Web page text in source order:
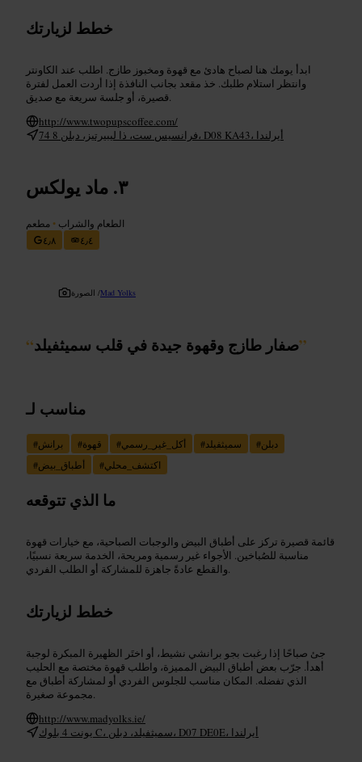
خطط لزيارتك
ابدأ يومك هنا لصباح هادئ مع قهوة ومخبوز طازج. اطلب عند الكاونتر
وانتظر استلام طلبك. خذ مقعد بجانب النافذة إذا أردت العمل لفترة
قصيرة، أو جلسة سريعة مع صديق.
http://www.twopupscoffee.com/
74 فرانسيس ست، ذا ليبيرتيز، دبلن 8، D08 KA43، أيرلندا
ماد يولكس
الطعام والشراب • مطعم
٤٫٨
٤٫٤
الصورة /Mad Yolks
“صفار طازج وقهوة جيدة في قلب سميثفيلد”
مناسب لـ
#برانش #قهوة #أكل_غير_رسمي #سميثفيلد #دبلن
#أطباق_بيض #اكتشف_محلي
ما الذي تتوقعه
قائمة قصيرة تركز على أطباق البيض والوجبات الصباحية، مع خيارات قهوة
مناسبة للصُباخين. الأجواء غير رسمية ومريحة، الخدمة سريعة نسبيًا،
والقطع عادةً جاهزة للمشاركة أو الطلب الفردي.
خطط لزيارتك
جئ صباحًا إذا رغبت بجو برانشي نشيط، أو اختَر الظهيرة المبكرة لوجبة
أهدأ. جرّب بعض أطباق البيض المميزة، واطلب قهوة مختصة مع الحليب
الذي تفضله. المكان مناسب للجلوس الفردي أو لمشاركة أطباق مع
مجموعة صغيرة.
http://www.madyolks.ie/
يونت 4 بلوك C، سميثفيلد، دبلن، D07 DE0E، أيرلندا